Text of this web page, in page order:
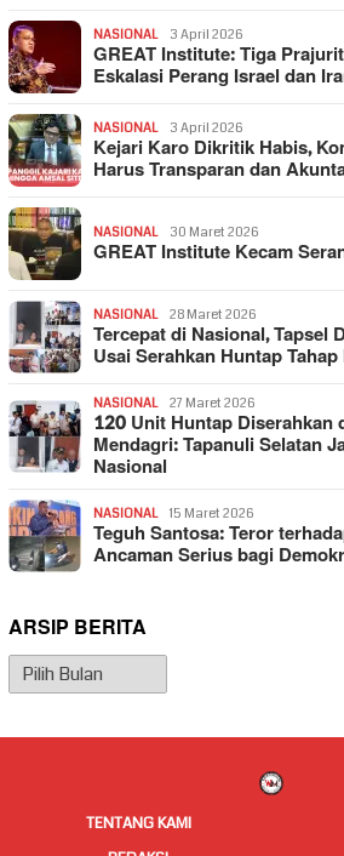
NASIONAL 3 April 2026
GREAT Institute: Tiga
Eskalasi Perang Israel dan
NASIONAL 3 April 2026
Kejari Karo Dikritik Habis,
Harus Transparan dan
NASIONAL 30 Maret 2026
GREAT Institute Kecam
NASIONAL 28 Maret 2026
Tercepat di Nasional, Tapsel
Usai Serahkan Huntap Tahap
NASIONAL 27 Maret 2026
120 Unit Huntap Diserahkan
Mendagri: Tapanuli Selatan
Nasional
NASIONAL 15 Maret 2026
Teguh Santosa: Teror
Ancaman Serius bagi
ARSIP BERITA
Arsip
Berita
TENTANG KAMI